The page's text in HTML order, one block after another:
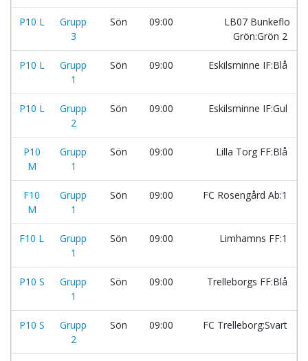
P10 L
Grupp
3
Sön 09:00
LB07 Bunkeflo
Grön:Grön 2
P10 L
Grupp
1
Sön 09:00 Eskilsminne IF:Blå
P10 L
Grupp
2
Sön 09:00 Eskilsminne IF:Gul
P10
M
Grupp
1
Sön 09:00 Lilla Torg FF:Blå
F10
M
Grupp
1
Sön 09:00 FC Rosengård Ab:1
F10 L
Grupp
1
Sön 09:00 Limhamns FF:1
P10 S
Grupp
1
Sön 09:00 Trelleborgs FF:Blå
P10 S
Grupp
2
Sön 09:00 FC Trelleborg:Svart